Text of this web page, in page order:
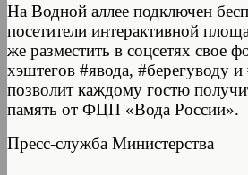
На Водной аллее подключен
посетители интерактивной
же разместить в соцсетях свое
хэштегов #явода, #берегуводу и
позволит каждому гостю
память от ФЦП «Вода России».
Пресс-служба Министерства